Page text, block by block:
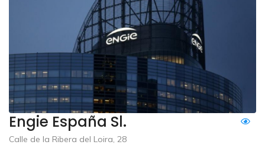
Engie España Sl.
Calle de la Ribera del Loira, 28